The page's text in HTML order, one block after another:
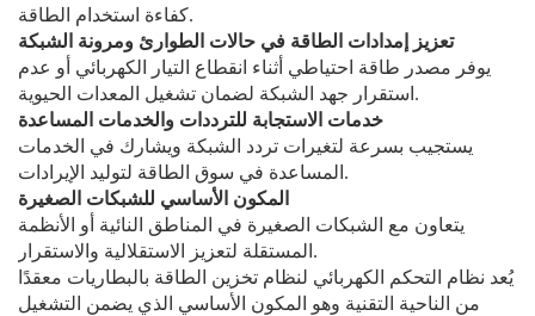
كفاءة استخدام الطاقة.
تعزيز إمدادات الطاقة في حالات الطوارئ ومرونة الشبكة
يوفر مصدر طاقة احتياطي أثناء انقطاع التيار الكهربائي أو عدم
استقرار جهد الشبكة لضمان تشغيل المعدات الحيوية.
خدمات الاستجابة للترددات والخدمات المساعدة
يستجيب بسرعة لتغيرات تردد الشبكة ويشارك في الخدمات
المساعدة في سوق الطاقة لتوليد الإيرادات.
المكون الأساسي للشبكات الصغيرة
يتعاون مع الشبكات الصغيرة في المناطق النائية أو الأنظمة
المستقلة لتعزيز الاستقلالية والاستقرار.
يُعد نظام التحكم الكهربائي لنظام تخزين الطاقة بالبطاريات معقدًا
من الناحية التقنية وهو المكون الأساسي الذي يضمن التشغيل